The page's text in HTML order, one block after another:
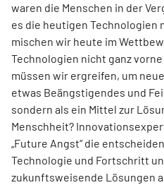
waren die Menschen in der
es die heutigen Technologien
mischen wir heute im
Technologien nicht ganz
müssen wir ergreifen, um
etwas Beängstigendes und
sondern als ein Mittel zur
Menschheit?
„Future Angst“ die
Technologie und Fortschritt
zukunftsweisende Lösungen